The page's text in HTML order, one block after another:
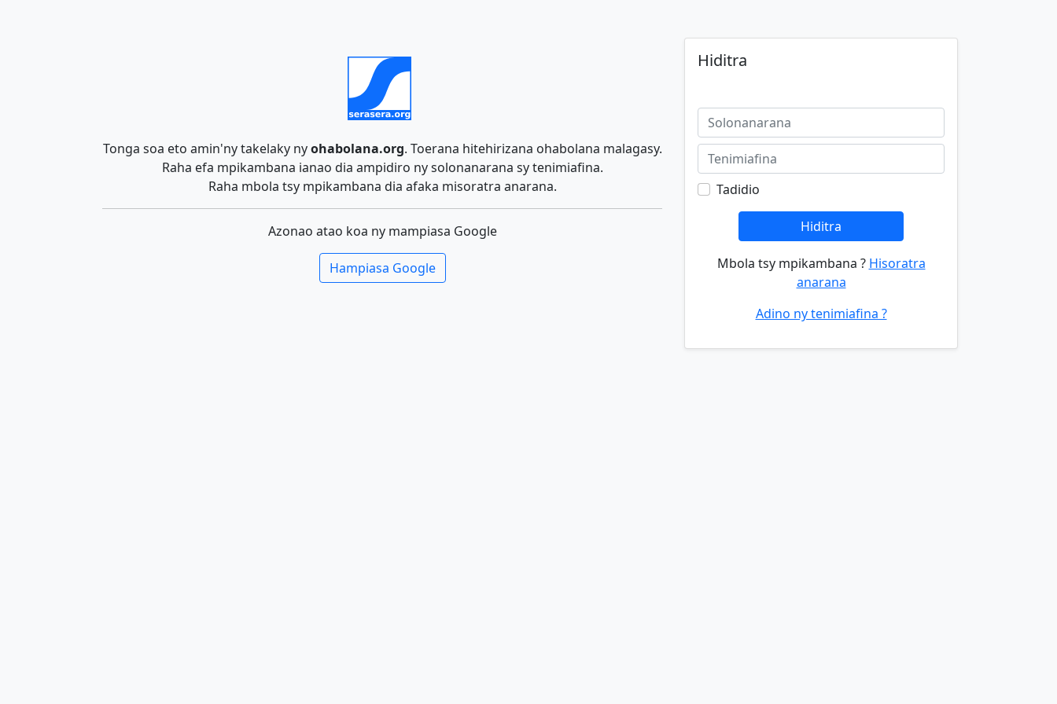
Tonga soa eto amin'ny takelaky nyohabolana.org. Toerana hitehirizana ohabolana malagasy.
Raha efa mpikambana ianao dia ampidiro ny solonanarana sy tenimiafina.
Raha mbola tsy mpikambana dia afaka misoratra anarana.
Azonao atao koa ny mampiasa Google
Hampiasa Google
Hiditra
Tadidio
Hiditra
Mbola tsy mpikambana ? Hisoratra
anarana
Adino ny tenimiafina ?